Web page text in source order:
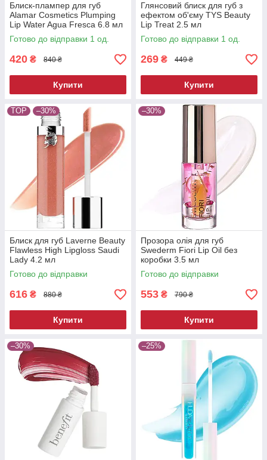
Блиск-плампер для губ
Alamar Cosmetics Plumping
Lip Water Agua Fresca 6.8 мл
Готово до відправки 1 од.
420 ₴ 840 ₴
Купити
Глянсовий блиск для губ з
ефектом об'єму TYS Beauty
Lip Treat 2.5 мл
Готово до відправки 1 од.
269 ₴ 449 ₴
Купити
TOP –30%
Блиск для губ Laverne Beauty
Flawless High Lipgloss Saudi
Lady 4.2 мл
Готово до відправки
616 ₴ 880 ₴
Купити
–30%
Прозора олія для губ
Swederm Fiori Lip Oil без
коробки 3.5 мл
Готово до відправки
553 ₴ 790 ₴
Купити
–30% –25%